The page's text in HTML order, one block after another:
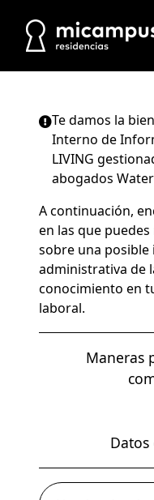
Te damos la
Interno de
LIVING
abogados
A continuación,
en las que
sobre una
administrativa de
conocimiento en
laboral.
Maneras